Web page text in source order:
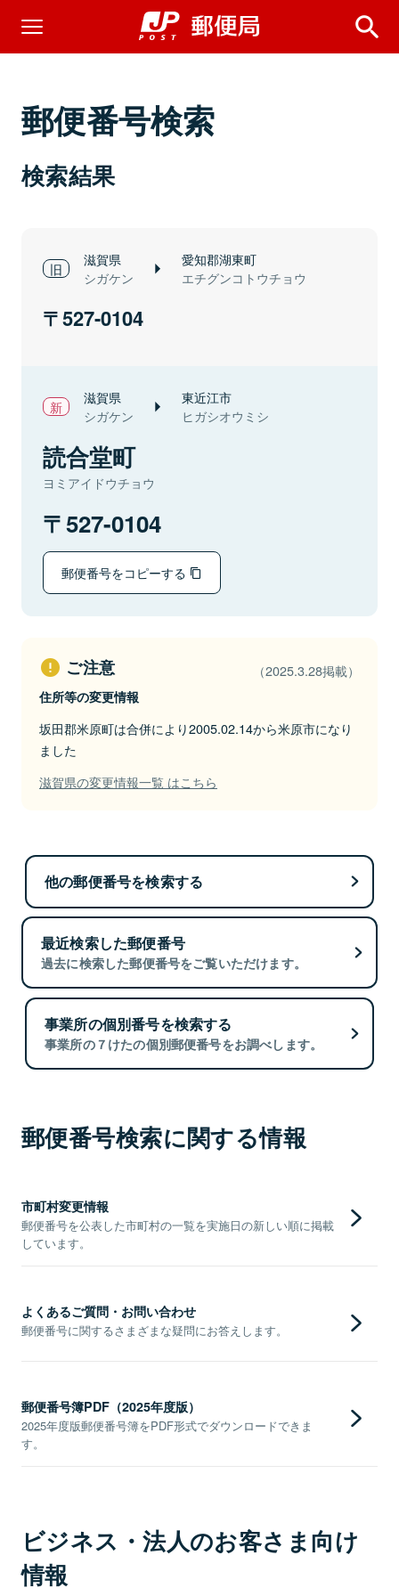
郵便番号検索
検索結果
滋賀県
シガケン
愛知郡湖東町
エチグンコトウチョウ
527-0104
滋賀県
シガケン
東近江市
ヒガシオウミシ
読合堂町
ヨミアイドウチョウ
527-0104
郵便番号をコピーする
ご注意 （2025.3.28掲載）
住所等の変更情報
坂田郡米原町は合併により2005.02.14から米原市になり
ました
滋賀県の変更情報一覧 はこちら
他の郵便番号を検索する
最近検索した郵便番号
過去に検索した郵便番号をご覧いただけます。
事業所の個別番号を検索する
事業所の７けたの個別郵便番号をお調べします。
郵便番号検索に関する情報
市町村変更情報
郵便番号を公表した市町村の一覧を実施日の新しい順に掲載
しています。
よくあるご質問・お問い合わせ
郵便番号に関するさまざまな疑問にお答えします。
郵便番号簿PDF（2025年度版）
2025年度版郵便番号簿をPDF形式でダウンロードできま
す。
ビジネス・法人のお客さま向け
情報